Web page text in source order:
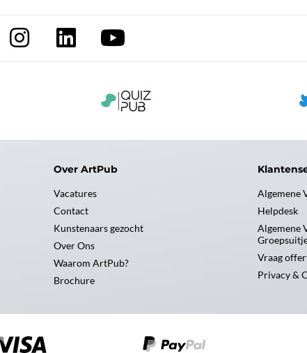
Over ArtPub
Vacatures
Contact
Kunstenaars gezocht
Over Ons
Waarom ArtPub?
Brochure
Algemene
Helpdesk
Algemene
Vraag
Privacy &